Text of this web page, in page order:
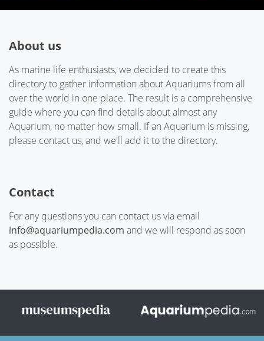
About us
As marine life enthusiasts, we decided to create this
directory to gather information about Aquariums from all
over the world in one place. The result is a comprehensive
guide where you can find details about almost any
Aquarium, no matter how small. If an Aquarium is missing,
please contact us, and we'll add it to the directory.
Contact
For any questions you can contact us via email
info@aquariumpedia.com and we will respond as soon
as possible.